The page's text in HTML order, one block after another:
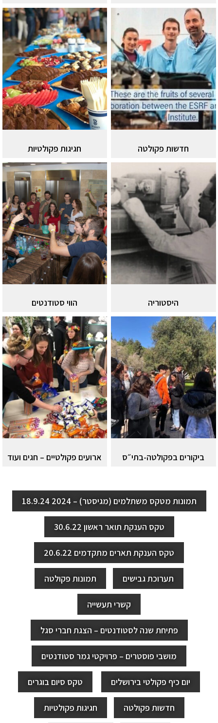
חדשות פקולטה חגיגות פקולטיות
היסטוריה הווי סטודנטים
ביקורים בפקולטה-בתי״ס ארועים פקולטיים – חגים ועוד
תמונות מטקס משתלמים (מגיסטר) – 2024 18.9.24
טקס הענקת תואר ראשון 30.6.22
טקס הענקת תארים מתקדמים 20.6.22
תערוכת גבישים תמונות פקולטה
קשרי תעשייה
פתיחת שנה לסטודנטים – הצגת חברי סגל
מושבי פוסטרים – פרויקטי גמר סטודנטים
יום כיף פקולטי בירושלים טקס סיום בוגרים
חדשות פקולטה חגיגות פקולטיות